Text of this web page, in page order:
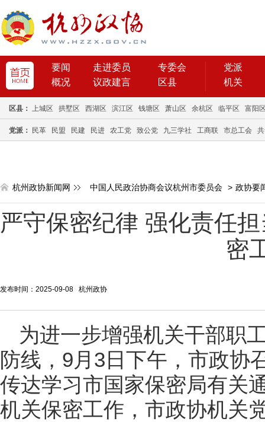
要闻 走进委员
专委会
概况
议政建言 区县
党派
机关
区县： 上城区 拱墅区 西湖区 滨江区 钱塘区 萧山区 余杭区 临平区 富阳
党派： 民革 民盟 民建 民进 农工党 致公党 九三学社 工商联 市总工会
杭州政协新闻网 中国人民政治协商会议杭州市委员会 > 政协要
严守保密纪律 强化责任
密
发布时间：2025-09-08 杭州政协
为进一步增强机关干部职
防线，9月3日下午，市政协
传达学习市国家保密局有关
机关保密工作，市政协机关